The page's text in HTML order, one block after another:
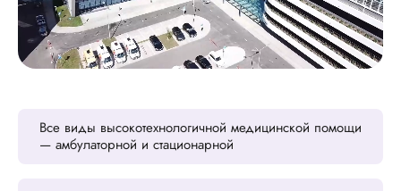
Все виды высокотехнологичной медицинской помощи
— амбулаторной и стационарной